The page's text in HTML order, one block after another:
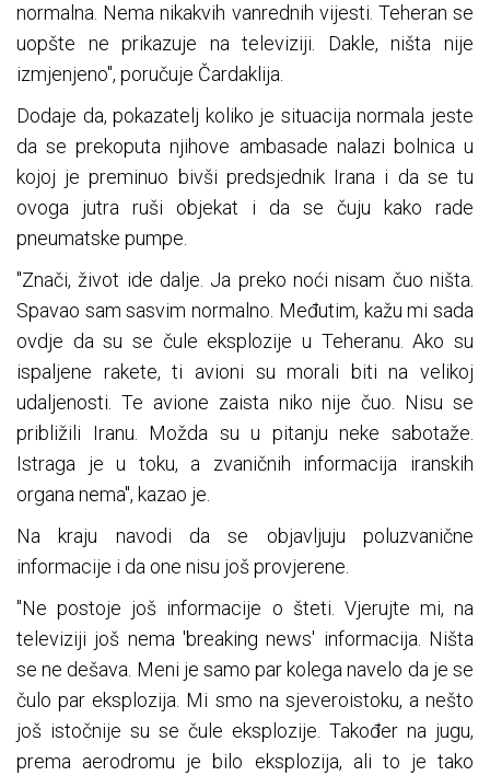
normalna. Nema nikakvih vanrednih vijesti. Teheran se
uopšte ne prikazuje na televiziji. Dakle, ništa nije
izmjenjeno", poručuje Čardaklija.
Dodaje da, pokazatelj koliko je situacija normala jeste
da se prekoputa njihove ambasade nalazi bolnica u
kojoj je preminuo bivši predsjednik Irana i da se tu
ovoga jutra ruši objekat i da se čuju kako rade
pneumatske pumpe.
"Znači, život ide dalje. Ja preko noći nisam čuo ništa.
Spavao sam sasvim normalno. Međutim, kažu mi sada
ovdje da su se čule eksplozije u Teheranu. Ako su
ispaljene rakete, ti avioni su morali biti na velikoj
udaljenosti. Te avione zaista niko nije čuo. Nisu se
približili Iranu. Možda su u pitanju neke sabotaže.
Istraga je u toku, a zvaničnih informacija iranskih
organa nema", kazao je.
Na kraju navodi da se objavljuju poluzvanične
informacije i da one nisu još provjerene.
"Ne postoje još informacije o šteti. Vjerujte mi, na
televiziji još nema 'breaking news' informacija. Ništa
se ne dešava. Meni je samo par kolega navelo da je se
čulo par eksplozija. Mi smo na sjeveroistoku, a nešto
još istočnije su se čule eksplozije. Također na jugu,
prema aerodromu je bilo eksplozija, ali to je tako